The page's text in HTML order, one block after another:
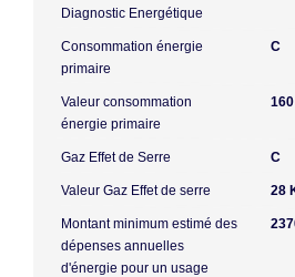
Diagnostic Energétique
Consommation énergie
primaire
C
Valeur consommation
énergie primaire
Gaz Effet de Serre C
Valeur Gaz Effet de serre 28
Montant minimum estimé des
dépenses annuelles
d'énergie pour un usage